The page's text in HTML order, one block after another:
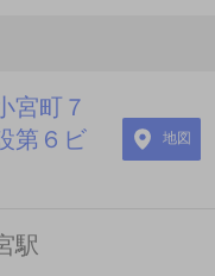
宮町７
第６ビ
地図
駅